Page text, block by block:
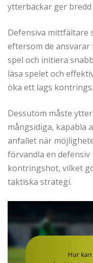
ytterbackar ger
Defensiva mittfältare
eftersom de
spel och initiera
läsa spelet och
öka ett lags
Dessutom måste
mångsidiga, kapabla
anfallet när
förvandla en
kontringshot, vilket
taktiska strategi.